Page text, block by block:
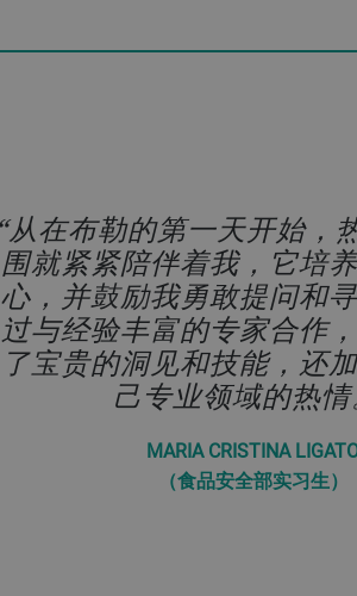
在我的实习期间，我的投
视，这令我心怀感激，也
到自己所做的贡献，并让
看到我的工作为项目成功
响。这种环境毫无疑问积
的个人和职业成
ANDRIN LEHMANN,
（企业合规和诚信部实习生